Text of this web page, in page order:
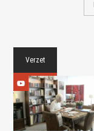
Verzet